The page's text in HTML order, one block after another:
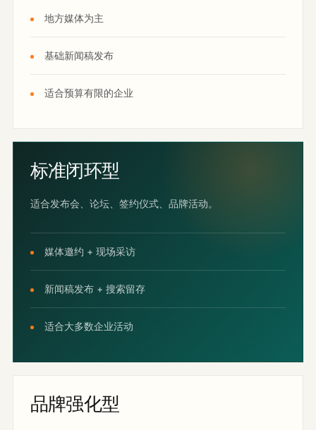
地方媒体为主
基础新闻稿发布
适合预算有限的企业
标准闭环型
适合发布会、论坛、签约仪式、品牌活动。
媒体邀约 + 现场采访
新闻稿发布 + 搜索留存
适合大多数企业活动
品牌强化型